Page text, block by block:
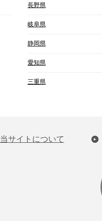
長野県
岐阜県
静岡県
愛知県
三重県
当サイトについて